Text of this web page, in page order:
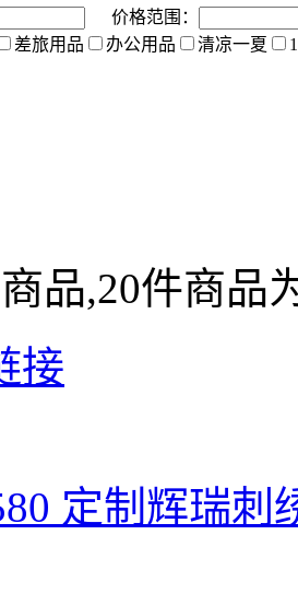
价格范围：
差旅用品 办公用品 清凉一夏
品,20件商品
接
定制辉瑞刺